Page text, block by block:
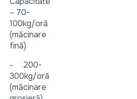
– 70-
100kg/oră
(măcinare
fină)
- 200-
300kg/oră
(măcinare